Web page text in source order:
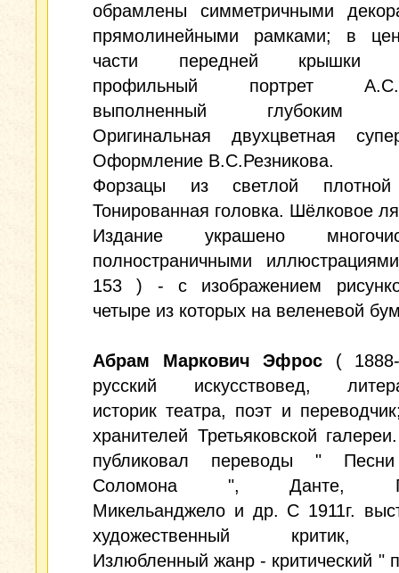
обрамлены симметричными
прямолинейными рамками; в
части передней крышки
профильный портрет
выполненный глубоким
Оригинальная двухцветная
Оформление В.С.Резникова.
Форзацы из светлой плотной
Тонированная головка. Шёлковое
Издание украшено
полностраничными
153 ) - с изображением
четыре из которых на веленевой
Абрам Маркович Эфрос (
русский искусствовед,
историк театра, поэт и
хранителей Третьяковской
публиковал переводы "
Соломона ", Данте,
Микельанджело и др. С 1911г.
художественный критик,
Излюбленный жанр - критический "